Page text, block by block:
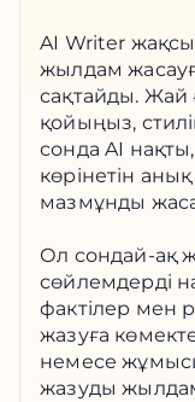
AI Writer
жылдам
сақтайды.
қойыңыз,
сонда AI
көрінетін
мазмұнды
Ол сондай-ақ
сөйлемдерді
фактілер мен
жазуға
немесе
жазуды